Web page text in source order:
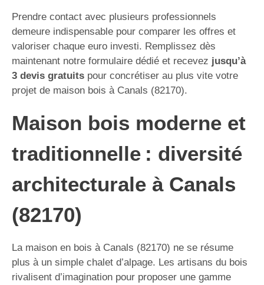
Prendre contact avec plusieurs professionnels
demeure indispensable pour comparer les offres et
valoriser chaque euro investi. Remplissez dès
maintenant notre formulaire dédié et recevez jusqu’à
3 devis gratuits pour concrétiser au plus vite votre
projet de maison bois à Canals (82170).
Maison bois moderne et
traditionnelle : diversité
architecturale à Canals
(82170)
La maison en bois à Canals (82170) ne se résume
plus à un simple chalet d’alpage. Les artisans du bois
rivalisent d’imagination pour proposer une gamme